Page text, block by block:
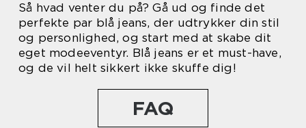
Så hvad venter du på? Gå ud og finde det
perfekte par blå jeans, der udtrykker din stil
og personlighed, og start med at skabe dit
eget modeeventyr. Blå jeans er et must-have,
og de vil helt sikkert ikke skuffe dig!
FAQ